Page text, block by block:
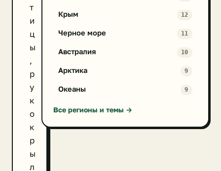
т
и
ц
ы
,
р
у
к
о
к
р
ы
л
Крым 12
Черное море 11
Австралия 10
Арктика 9
Океаны 9
Все регионы и темы →